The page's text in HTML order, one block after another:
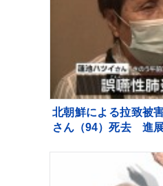
北朝鮮による拉致被
さん（94）死去 進展